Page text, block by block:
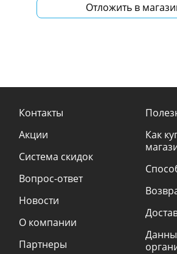
Отложить в
Контакты
Акции
Система скидок
Вопрос-ответ
Новости
О компании
Партнеры
Как